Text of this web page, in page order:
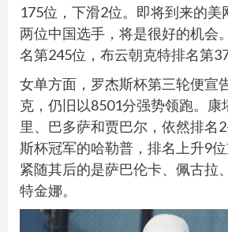
175位，下滑2位。即将到来的美
两位中国选手，将是很好的机会
名第245位，布云朝克特排名第
女单方面，罗杰斯杯第三轮便宣
克，仍旧以8501分强势领跑。康
里、巴多萨和贾巴尔，依然排名
斯杯冠军的哈勒普，排名上升9位
紧随其后的是萨巴伦卡、佩古拉
特金娜。